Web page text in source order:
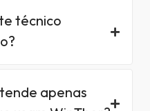
técnico
apenas